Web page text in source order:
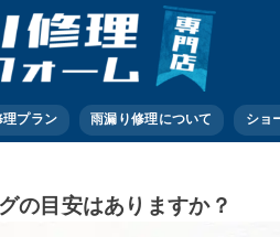
理プラン 雨漏り修理について ショ
の目安はありますか？